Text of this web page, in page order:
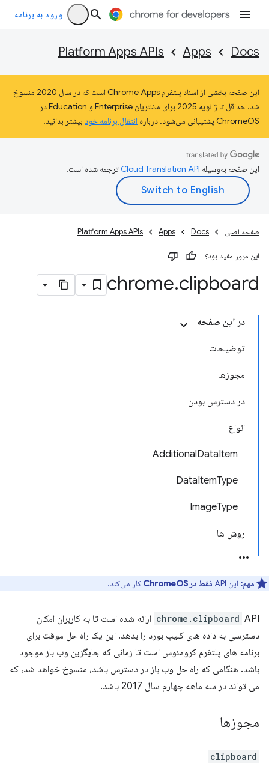
ورود به برنامه
Docs
Apps
Platform Apps APIs
این صفحه بخشی از اسناد پلتفرم Chrome Apps است که در سال 2020 منسوخ
شد. حداقل تا ژانویه 2025 برای مشتریان Enterprise و Education در
ChromeOS پشتیبانی می‌شود. درباره
انتقال برنامه خود بیشتر بدانید.
این صفحه به‌وسیله ترجمه شده است.
صفحه اصلی Docs
Apps
Platform Apps APIs
این مرور مفید بود؟
chrome.clipboard
در این صفحه
توضیحات
مجوزها
در دسترس بودن
انواع
AdditionalDataItem
DataItemType
ImageType
روش ها
مهم: این API فقط در ChromeOS کار می‌کند.
chrome.clipboard API ارائه شده است تا به کاربران امکان
دسترسی به داده های کلیپ بورد را بدهد. این یک راه حل موقت برای
برنامه های پلتفرم کرومئوس است تا زمانی که جایگزین وب باز موجود
باشد. هنگامی که راه حل وب باز در دسترس باشد، منسوخ خواهد شد، که
می تواند در سه ماهه چهارم سال 2017 باشد.
مجوزها
clipboard